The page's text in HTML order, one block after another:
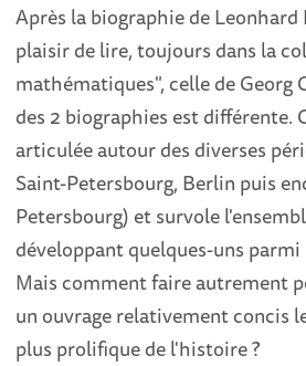
Après la biographie de Leonhard
plaisir de lire, toujours dans la
mathématiques", celle de Georg
des 2 biographies est différente.
articulée autour des diverses
Saint-Petersbourg, Berlin puis
Petersbourg) et survole
développant quelques-uns parmi
Mais comment faire autrement
un ouvrage relativement concis
plus prolifique de l'histoire ?